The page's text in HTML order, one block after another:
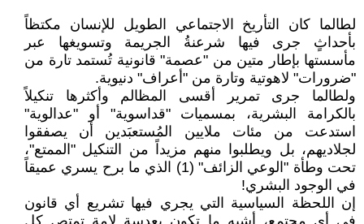
لطالما كان التأريخ الاجتماعي الطويل للإنسان مكتظاً
بأحداثٍ جرى فيها شرعنةُ الجريمة وتسويغها عبر
مأسستها بإطار متين من "عصمة" قانونية تُستمد تارة من
"ضرورات" لاهوتية وتارة من "أعراف" دنيوية.
ولطالما جرى تمرير أقسى المظالم وأكثرها تنكيلاً
بالكرامة البشرية، بمسميات "قداسوية" أو "عدالوية"
استدعت من مئات ملايين المُستعبَدين أن يصفقوا
لجلاديهم، بل ويطلبوا منهم مزيداً من التنكيل "الممتع"،
تحت وطأة "الوعي الزائف" (1) الذي ما برح يسري عميقاً
في الوجود البشري!
إن اللحظة السياسية التي يجري فيها تشريع أي قانون